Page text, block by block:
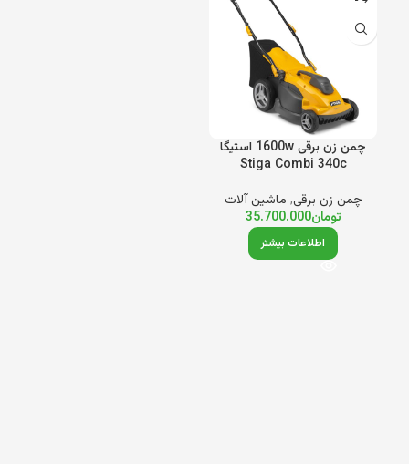
چمن زن برقی 1600w استیگا
Stiga Combi 340c
چمن زن برقی, ماشین آلات
تومان35.700.000
اطلاعات بیشتر